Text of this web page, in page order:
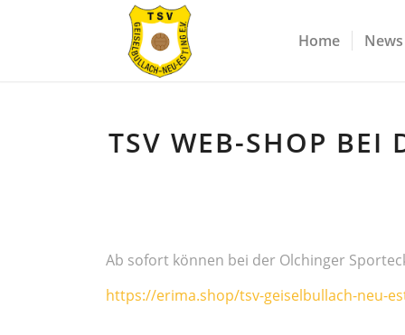
Home News
TSV WEB-SHOP BEI
Ab sofort können bei der Olchinger
https://erima.shop/tsv-geiselbullach-neu-